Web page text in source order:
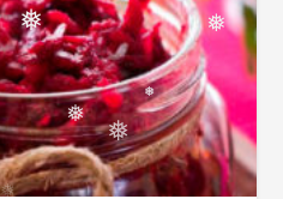
❅
❅
❅
❅
❅